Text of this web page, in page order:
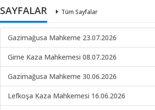
SAYFALAR Tüm Sayfalar
Gazimağusa Mahkeme 23.07.2026
Girne Kaza Mahkemesi 08.07.2026
Gazimağusa Mahkeme 30.06.2026
Lefkoşa Kaza Mahkemesi 16.06.2026